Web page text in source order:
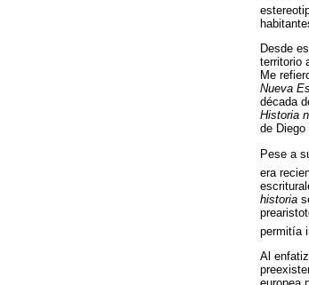
Desde
territorio
Me
Nueva
década
Historia
de Diego
Pese a
era
historia
permitía
Al